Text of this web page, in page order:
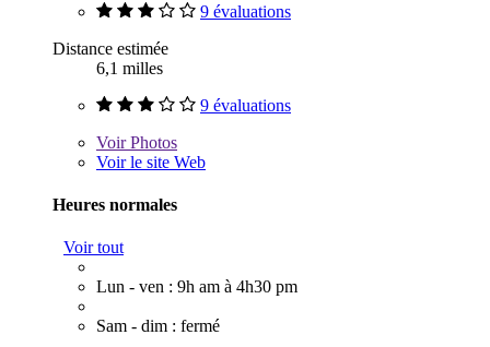
9 évaluations
Distance estimée
6,1 milles
9 évaluations
VoirPhotos
Voir le site Web
Heures normales
Voir tout
Lun - ven : 9h am à 4h30 pm
Sam - dim : fermé